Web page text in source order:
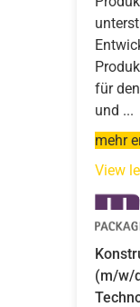
für
und ...
mehr
View
(m/w/